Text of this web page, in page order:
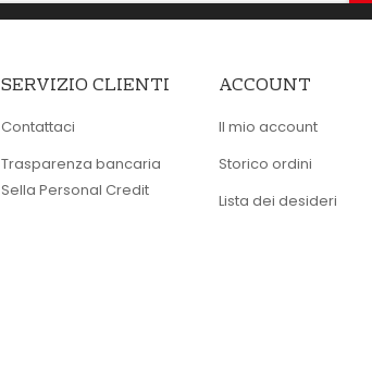
SERVIZIO CLIENTI
Contattaci
Trasparenza bancaria
Sella Personal Credit
ACCOUNT
Il mio account
Storico ordini
Lista dei desideri